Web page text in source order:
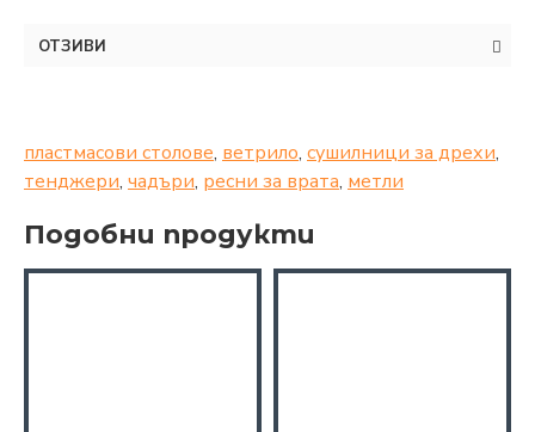
ОТЗИВИ
пластмасови столове, ветрило, сушилници за дрехи,
тенджери, чадъри, ресни за врата, метли
Подобни продукти